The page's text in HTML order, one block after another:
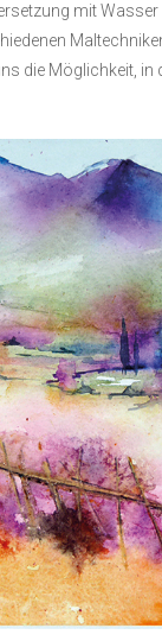
mit
die Möglichkeit,